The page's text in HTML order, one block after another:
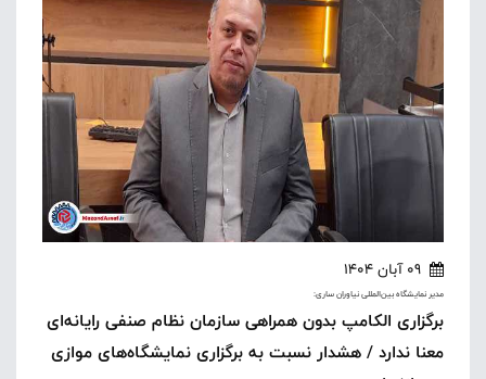
09 آبان 1404
مدیر نمایشگاه بین‌المللی نیاوران ساری:
برگزاری الکامپ بدون همراهی سازمان نظام صنفی رایانه‌ای
معنا ندارد / هشدار نسبت به برگزاری نمایشگاه‌های موازی